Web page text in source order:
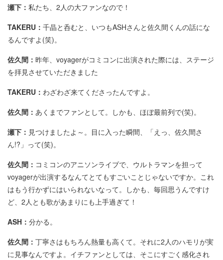
瀬下： 私たち、2人の大ファンなので！
TAKERU： 千晶と呑むと、いつもASHさんと佐久間くんの話にな
るんですよ(笑)。
佐久間： 昨年、voyagerがコミコンに出演された際には、ステージ
を拝見させていただきました
TAKERU： わざわざ来てくださったんですよ。
佐久間： あくまでファンとして。しかも、ほぼ最前列で(笑)。
瀬下： 見つけましたよ～。目に入った瞬間、「えっ、佐久間さ
ん!?」って(笑)。
佐久間： コミコンのアニソンライブで、ウルトラマンを担って
voyagerが出演するなんてとてもすごいことじゃないですか。これ
はもう行かずにはいられないなって。しかも、毎回思うんですけ
ど、2人とも歌があまりにも上手過ぎて！
ASH： 分かる。
佐久間： 丁寧さはもちろん熱量も高くて。それに2人のハモリが実
に見事なんですよ。イチファンとしては、そこにすごく感化され